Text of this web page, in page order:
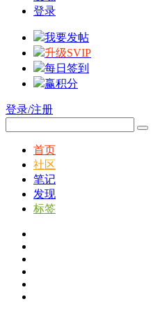
登录
我要发帖
升级SVIP
每日签到
赢积分
登录/注册
首页
社区
笔记
发现
标签